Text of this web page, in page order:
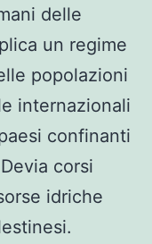
delle
un regime
popolazioni
internazionali
confinanti
corsi
idriche